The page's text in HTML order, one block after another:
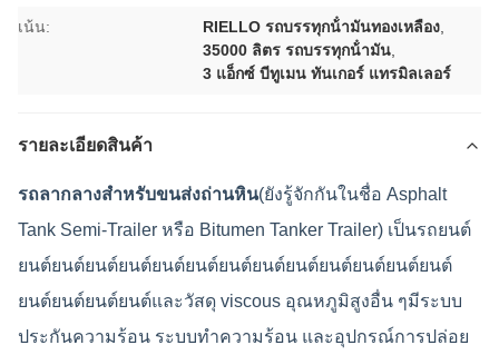
เน้น: RIELLO รถบรรทุกน้ํามันทองเหลือง
35000 ลิตร รถบรรทุกน้ํามัน
3 แอ็กซ์ บีทูเมน ทันเกอร์ แทรมิลเลอร์
รายละเอียดสินค้า
รถลากลางสําหรับขนส่งถ่านหิน(ยังรู้จักกันในชื่อ Asphalt
Tank Semi-Trailer หรือ Bitumen Tanker Trailer) เป็นรถยนต์
ยนต์ยนต์ยนต์ยนต์ยนต์ยนต์ยนต์ยนต์ยนต์ยนต์ยนต์ยนต์ยนต์
ยนต์ยนต์ยนต์ยนต์และวัสดุ viscous อุณหภูมิสูงอื่น ๆมีระบบ
ประกันความร้อน ระบบทําความร้อน และอุปกรณ์การปล่อย